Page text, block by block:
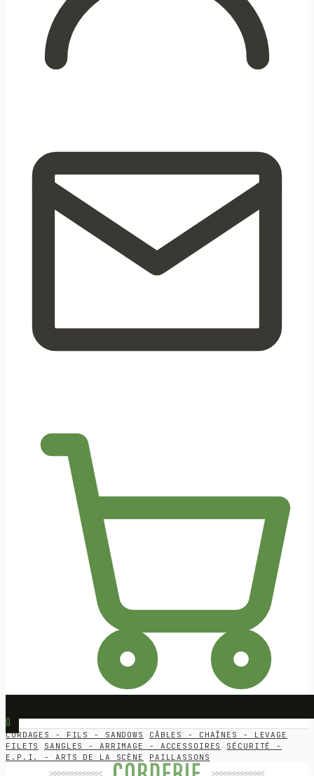
0
CORDAGES - FILS - SANDOWS
CÂBLES - CHAÎNES - LEVAGE
FILETS
SANGLES - ARRIMAGE - ACCESSOIRES
SÉCURITÉ -
E.P.I. - ARTS DE LA SCÈNE
PAILLASSONS